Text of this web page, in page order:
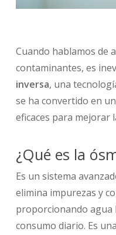
Cuando hablamos de
contaminantes, es
inversa, una
se ha convertido en
eficaces para mejorar
¿Qué es la
Es un sistema
elimina impurezas y
proporcionando agua
consumo diario. Es